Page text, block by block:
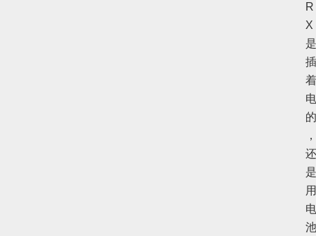
R
X
是
插
着
电
的
，
还
是
用
电
池